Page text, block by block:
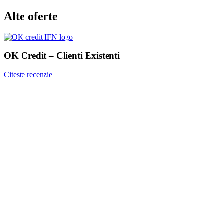
Alte oferte
OK Credit – Clienti Existenti
Citeste recenzie